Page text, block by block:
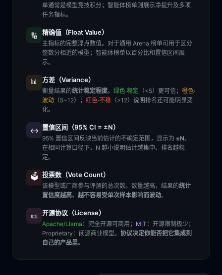
单通常是模型竞技积分；智能体榜单则展示净提升及多项
任务指标。
🔢 精确值（Float Value）
主指标的完整浮点数值。对于通用 Arena 榜单可用于区分
整数分相近的模型；智能体榜单以百分比和置信区间展
示。
📊 方差（Variance）
衡量结果的统计稳定程度。 绿色·稳定 （<5）更可信； 橙色·
波动 （5~12）； 红色·不稳 （>12）说明排名还可能明显变
化。
↔️ 置信区间（95% CI = ±N）
95% 置信区间反映当前估计的不确定范围，显示为 ±N。
在相同计算口径下，N 越小说明估计越集中、排名越稳
定。
🗳️ 投票数（Vote Count）
该模型或厂商参与评测的总次数。数量越高，结果的统计
置信度越高、越不容易受单次样本影响而波动。
📜 开源协议（License）
Apache/Llama ：完全开源可商用； MIT ：开源限制极少；
Proprietary ：闭源商业模型。 协议决定你能否把它集成到
自己的产品里。